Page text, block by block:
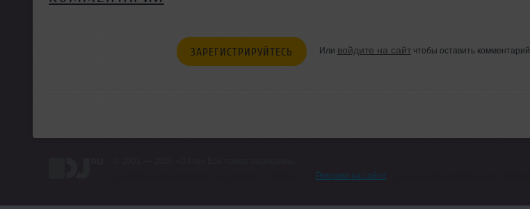
ЗАРЕГИСТРИРУЙТЕСЬ Или войдите на сайтчтобы оставить комментарий
Реклама на сайте